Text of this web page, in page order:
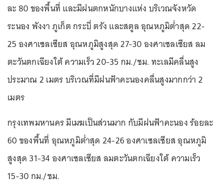
ละ 80 ของพื้นที่ และมีฝนตกหนักบางแห่ง บริเวณจังหวัด
ระนอง พังงา ภูเก็ต กระบี่ ตรัง และสตูล อุณหภูมิต่ำสุด 22-
25 องศาเซลเซียส อุณหภูมิสูงสุด 27-30 องศาเซลเซียส ลม
ตะวันตกเฉียงใต้ ความเร็ว 20-35 กม./ชม. ทะเลมีคลื่นสูง
ประมาณ 2 เมตร บริเวณที่มีฝนฟ้าคะนองคลื่นสูงมากกว่า 2
เมตร
กรุงเทพมหานคร มีเมฆเป็นส่วนมาก กับมีฝนฟ้าคะนอง ร้อยละ
60 ของพื้นที่ อุณหภูมิต่ำสุด 24-26 องศาเซลเซียส อุณหภูมิ
สูงสุด 31-34 องศาเซลเซียส ลมตะวันตกเฉียงใต้ ความเร็ว
15-30 กม./ชม.